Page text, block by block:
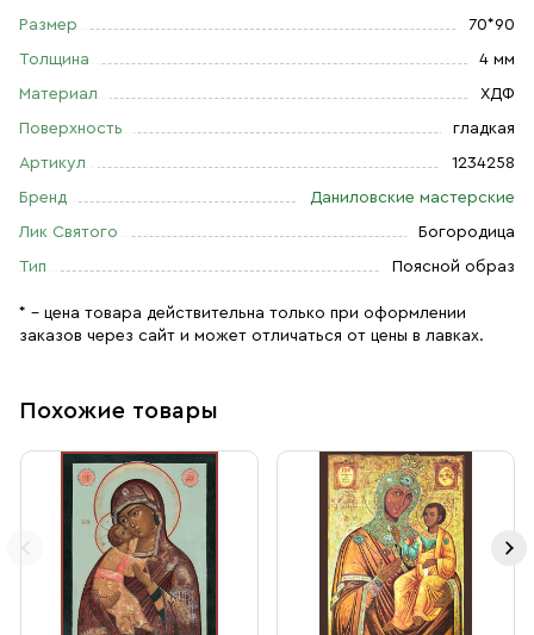
Размер 70*90
Толщина 4 мм
Материал ХДФ
Поверхность гладкая
Артикул 1234258
Бренд Даниловские мастерские
Лик Святого Богородица
Тип Поясной образ
* – цена товара действительна только при оформлении
заказов через сайт и может отличаться от цены в лавках.
Похожие товары